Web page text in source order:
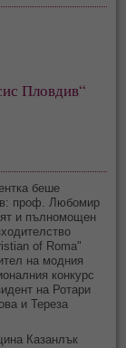
Пловдив“
беше
проф. Любомир
и пълномощен
of Roma"
на модния
конкурс
на Ротари
и Тереза
Казанлък